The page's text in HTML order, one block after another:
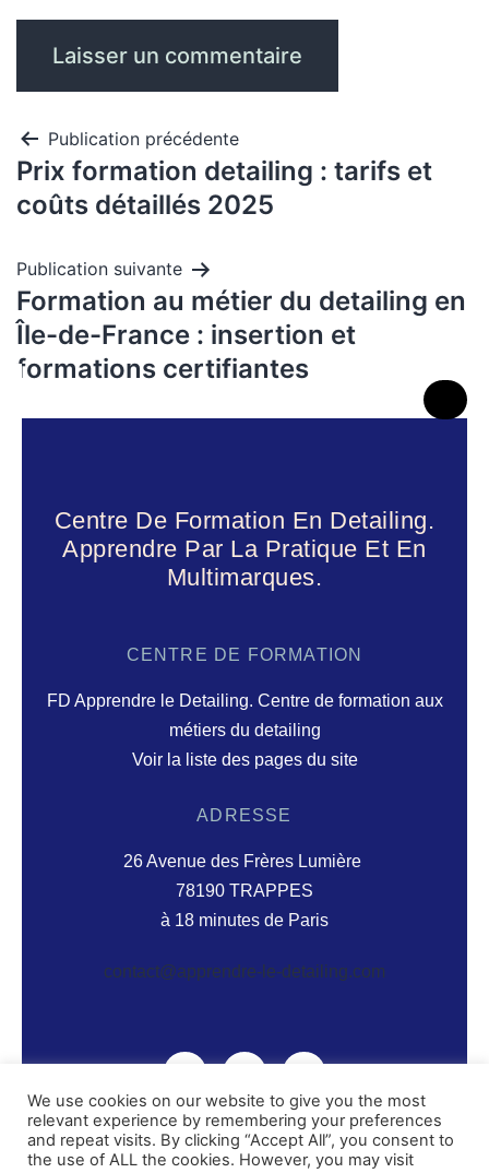
Publication précédente
Prix formation detailing : tarifs et
coûts détaillés 2025
Publication suivante
Formation au métier du detailing en
Île-de-France : insertion et
formations certifiantes
Centre De Formation En Detailing.
Apprendre Par La Pratique Et En
Multimarques.
CENTRE DE FORMATION
FD Apprendre le Detailing. Centre de formation aux
métiers du detailing
Voir la liste des pages du site
ADRESSE
26 Avenue des Frères Lumière
78190 TRAPPES
à 18 minutes de Paris
contact@apprendre-le-detailing.com
© 2026 Centre De Formation Aux Métiers Du
We use cookies on our website to give you the most
relevant experience by remembering your preferences
and repeat visits. By clicking “Accept All”, you consent to
the use of ALL the cookies. However, you may visit